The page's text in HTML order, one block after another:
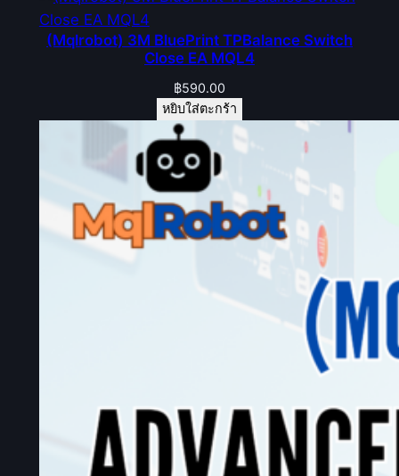
(Mqlrobot) 3M BluePrint TPBalance Switch
Close EA MQL4
฿590.00
หยิบใส่ตะกร้า